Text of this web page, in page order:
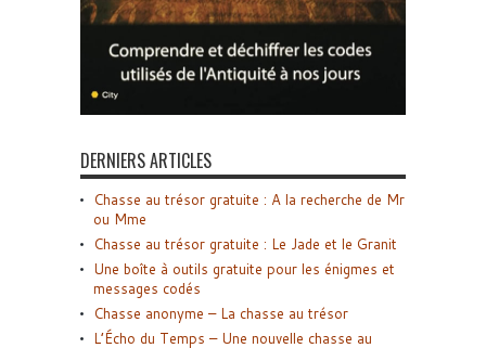
DERNIERS ARTICLES
Chasse au trésor gratuite : A la recherche de Mr
ou Mme
Chasse au trésor gratuite : Le Jade et le Granit
Une boîte à outils gratuite pour les énigmes et
messages codés
Chasse anonyme – La chasse au trésor
L’Écho du Temps – Une nouvelle chasse au